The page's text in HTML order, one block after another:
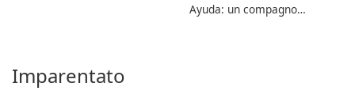
Ayuda: un compagno
Imparentato